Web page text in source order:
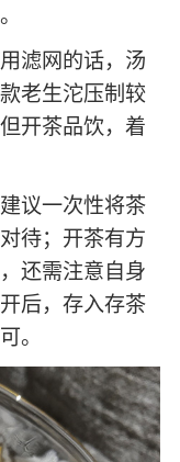
滤网的话，汤
老生沱压制较
开茶品饮，着
议一次性将茶
待；开茶有方
还需注意自身
后，存入存茶
。